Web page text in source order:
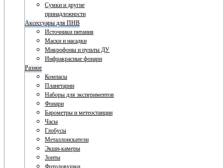
Сумки и другие
принадлежности
Аксессуары для ПНВ
Источники питания
Маски и насадки
Микрофоны и пульты ДУ
Инфракрасные фонари
Разное
Компасы
Планетарии
Наборы для экспериментов
Фонари
Барометры и метеостанции
Часы
Глобусы
Металлоискатели
Экшн-камеры
Зонты
Фотоловушки